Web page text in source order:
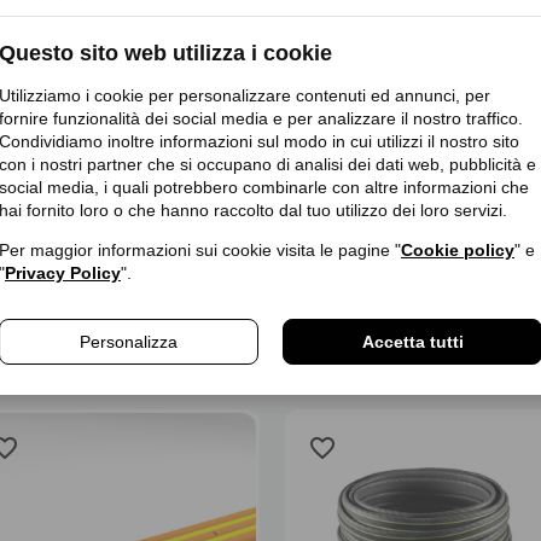
Questo sito web utilizza i cookie
Utilizziamo i cookie per personalizzare contenuti ed annunci, per
fornire funzionalità dei social media e per analizzare il nostro traffico.
Condividiamo inoltre informazioni sul modo in cui utilizzi il nostro sito
con i nostri partner che si occupano di analisi dei dati web, pubblicità e
social media, i quali potrebbero combinarle con altre informazioni che
hai fornito loro o che hanno raccolto dal tuo utilizzo dei loro servizi.
Per maggior informazioni sui cookie visita le pagine "Cookie policy" e
"Privacy Policy".
Personalizza Accetta tutti
(VI) | Italia | customercare@fitt.com
ne contient pas d’avertissement ni de consignes de sécurité, car il peut être
favorite_border